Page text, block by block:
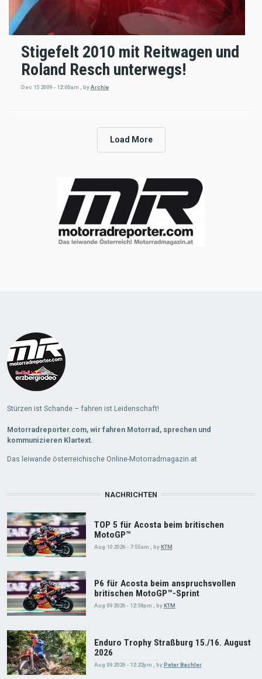
Stigefelt 2010 mit Reitwagen und
Roland Resch unterwegs!
Dec 15 2009 - 12:00am byArchiv
Load More
Stürzen ist Schande – fahren ist Leidenschaft!
Motorradreporter.com, wir fahren Motorrad, sprechen und
kommunizieren Klartext.
Das leiwande österreichische Online-Motorradmagazin.at
NACHRICHTEN
TOP 5 für Acosta beim britischen
MotoGP™
Aug 10 2026 - 7:55am byKTM
P6 für Acosta beim anspruchsvollen
britischen MotoGP™-Sprint
Aug 09 2026 - 12:38pm , byKTM
Enduro Trophy Straßburg 15./16. August
2026
Aug 09 2026 - 12:22pm byPeter Bachler